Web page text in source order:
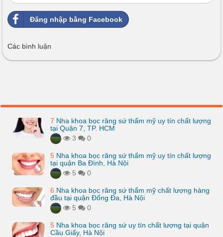
Đăng nhập bằng Facebook
Các bình luận
7 Nha khoa bọc răng sứ thẩm mỹ uy tín chất lượng
tại Quận 7, TP. HCM
3
0
5 Nha khoa bọc răng sứ thẩm mỹ uy tín chất lượng
tại quận Ba Đình, Hà Nội
5
0
6 Nha khoa bọc răng sứ thẩm mỹ chất lượng hàng
đầu tại quận Đống Đa, Hà Nội
5
0
5 Nha khoa bọc răng sứ uy tín chất lượng tại quận
Cầu Giấy, Hà Nội